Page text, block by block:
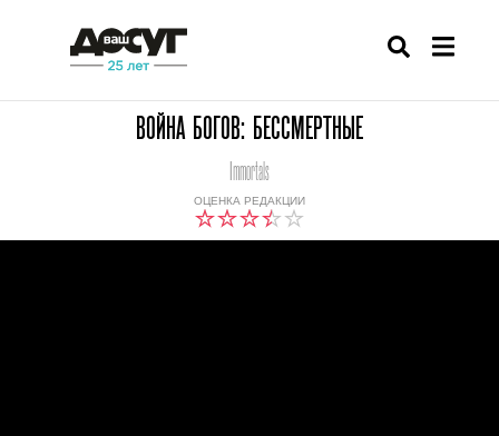
ВОЙНА БОГОВ: БЕССМЕРТНЫЕ
ОЦЕНКА РЕДАКЦИИ
Immortals